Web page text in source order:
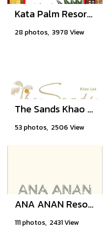
Kata Palm Resort & Spa Phuket
28 photos, 3978 View
The Sands Khao Lak by Katathani
53 photos, 2506 View
ANA ANAN Resort & Villas Pattaya
111 photos, 2431 View